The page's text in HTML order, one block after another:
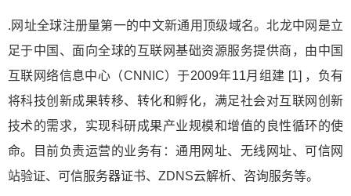
.网址全球注册量第一的中文新通用顶级域名。北龙中网是立
足于中国、面向全球的互联网基础资源服务提供商，由中国
互联网络信息中心（CNNIC）于2009年11月组建 [1] ，负有
将科技创新成果转移、转化和孵化，满足社会对互联网创新
技术的需求，实现科研成果产业规模和增值的良性循环的使
命。目前负责运营的业务有：通用网址、无线网址、可信网
站验证、可信服务器证书、ZDNS云解析、咨询服务等。